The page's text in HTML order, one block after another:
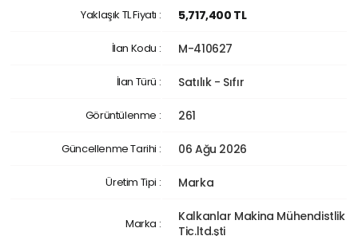
Yaklaşık TL Fiyatı : 5,717,400 TL
İlan Kodu : M-410627
İlan Türü : Satılık - Sıfır
Görüntülenme : 261
Güncellenme Tarihi : 06 Ağu 2026
Üretim Tipi : Marka
Marka :
Kalkanlar Makina Mühendistlik
Tic.ltd.şti